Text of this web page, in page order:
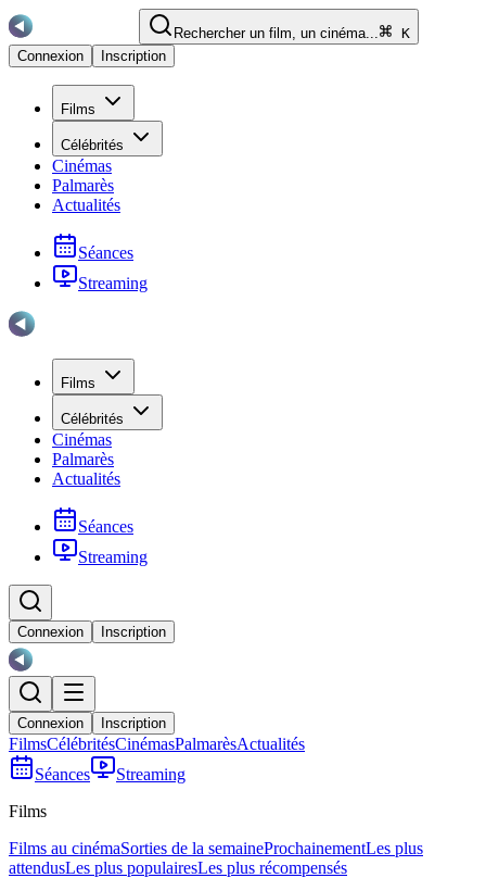
Rechercher un film, un cinéma...
K
Connexion
Inscription
Films
Célébrités
Cinémas
Palmarès
Actualités
Séances
Streaming
Films
Célébrités
Cinémas
Palmarès
Actualités
Séances
Streaming
Connexion Inscription
Connexion Inscription
FilmsCélébritésCinémasPalmarèsActualités
Séances
Streaming
Films
Films au cinémaSorties de la semaineProchainementLes plus
attendusLes plus populairesLes plus récompensés